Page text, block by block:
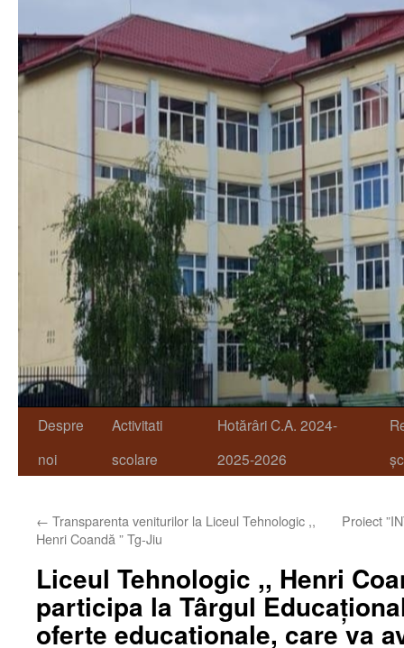
Despre
noi
Activitati
scolare
Hotărâri C.A. 2024-
2025-2026
← Transparenta veniturilor la Liceul Tehnologic ,,
Henri Coandă ” Tg-Jiu
Proiect
Liceul Tehnologic ,, Henri
participa la Târgul
oferte educationale, care va